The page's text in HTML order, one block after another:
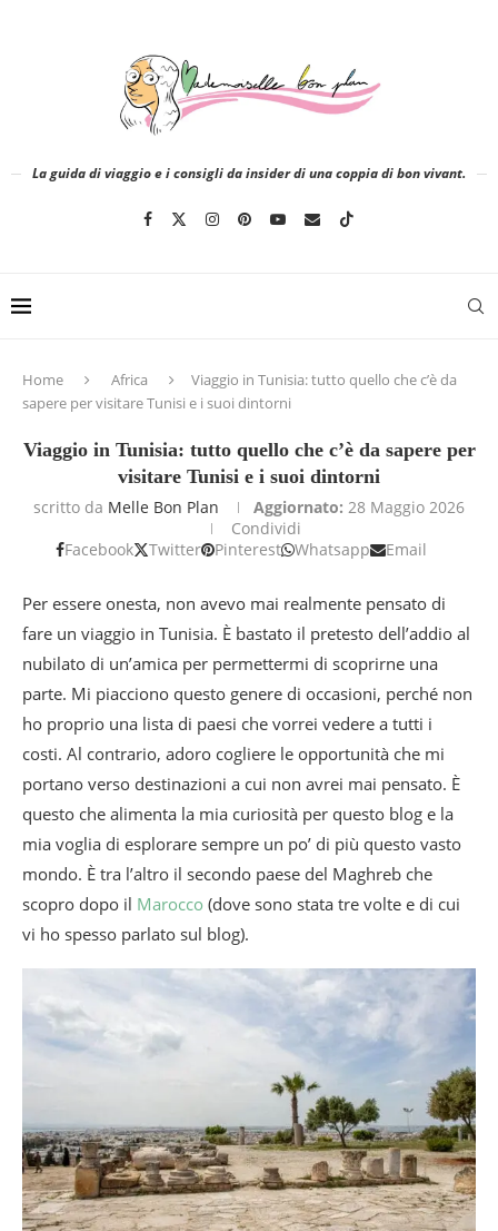
La guida di viaggio e i consigli da insider di una coppia di bon vivant.
Home Africa
Viaggio in Tunisia: tutto quello che c’è da
sapere per visitare Tunisi e i suoi dintorni
Viaggio in Tunisia: tutto quello che c’è da sapere per
visitare Tunisi e i suoi dintorni
scritto da Melle Bon Plan Aggiornato: 28 Maggio 2026
Condividi
Facebook
Twitter Pinterest Whatsapp Email
Per essere onesta, non avevo mai realmente pensato di
fare un viaggio in Tunisia. È bastato il pretesto dell’addio al
nubilato di un’amica per permettermi di scoprirne una
parte. Mi piacciono questo genere di occasioni, perché non
ho proprio una lista di paesi che vorrei vedere a tutti i
costi. Al contrario, adoro cogliere le opportunità che mi
portano verso destinazioni a cui non avrei mai pensato. È
questo che alimenta la mia curiosità per questo blog e la
mia voglia di esplorare sempre un po’ di più questo vasto
mondo. È tra l’altro il secondo paese del Maghreb che
scopro dopo il Marocco (dove sono stata tre volte e di cui
vi ho spesso parlato sul blog).